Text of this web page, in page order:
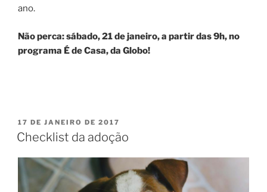
ano.
Não perca: sábado, 21 de janeiro, a partir das 9h, no
programa É de Casa, da Globo!
17 DE JANEIRO DE 2017
Checklist da adoção